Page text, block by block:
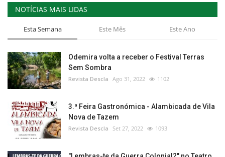
NOTÍCIAS MAIS LIDAS
Esta Semana Este Mês Este Ano
Odemira volta a receber o Festival Terras
Sem Sombra
Revista Descla Ago 31, 2022 1102
3.ª Feira Gastronómica - Alambicada de Vila
Nova de Tazem
Revista Descla Set 27, 2022 1093